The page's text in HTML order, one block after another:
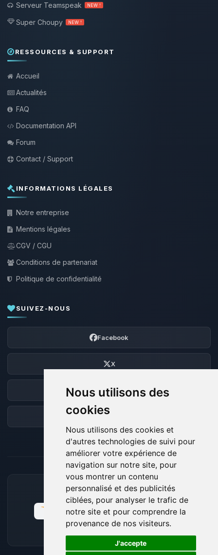
Nous utilisons des
cookies
Nous utilisons des cookies et
d'autres technologies de suivi pour
améliorer votre expérience de
navigation sur notre site, pour
vous montrer un contenu
personnalisé et des publicités
ciblées, pour analyser le trafic de
notre site et pour comprendre la
provenance de nos visiteurs.
J'accepte
Serveur Teamspeak
NEW !
Super Choupy NEW !
RESSOURCES & SUPPORT
Accueil
Actualités
FAQ
Documentation API
Forum
Contact / Support
INFORMATIONS LÉGALES
Notre entreprise
Mentions légales
CGV / CGU
Conditions de partenariat
Politique de confidentialité
SUIVEZ-NOUS
Facebook
X
Discord
Forum
MOYENS DE PAIEMENT ACCEPTÉS
🍪